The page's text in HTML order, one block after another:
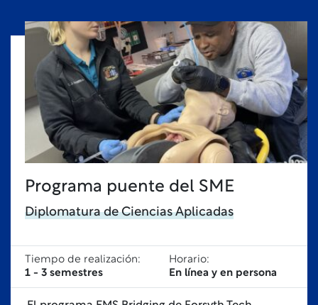
Programa puente del SME
Diplomatura de Ciencias Aplicadas
Tiempo de realización:
1 - 3 semestres
Horario:
En línea y en persona